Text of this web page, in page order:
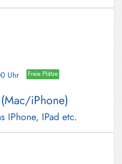
Uhr Freie Plätze
iPhone)
IPhone, IPad etc.